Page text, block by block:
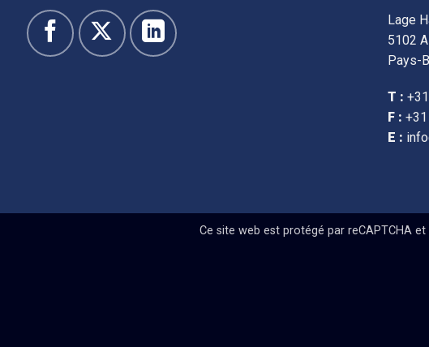
Lage
5102
Pays-
T :
F :
E :
Ce site web est protégé par reCAPTCHA